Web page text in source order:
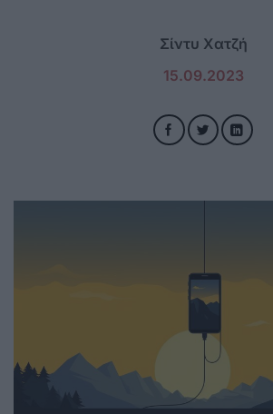
Σίντυ Χατζή
15.09.2023